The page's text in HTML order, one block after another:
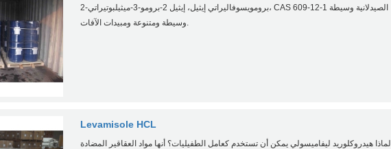
2-برومويسوفاليراتي إيثيل، إيثيل 2-برومو-3-ميثيلبوتيراتي، CAS 609-12-1 الصيدلانية وسيطة
وسيطة ومتنوعة ومبيدات الآفات.
Levamisole HCL
لماذا هيدروكلوريد ليفاميسولي يمكن أن تستخدم كعامل الطفيليات؟ أنها مواد العقاقير المضادة